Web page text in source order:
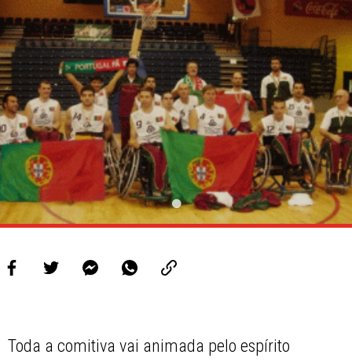
Toda a comitiva vai animada pelo espírito